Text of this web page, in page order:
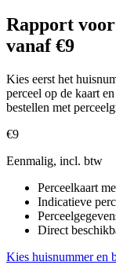
Rapport
vanaf €9
Kies eerst het
perceel op de kaart
bestellen met
€9
Eenmalig, incl. btw
Perceelkaart
Indicatieve
Direct
Kies huisnummer en